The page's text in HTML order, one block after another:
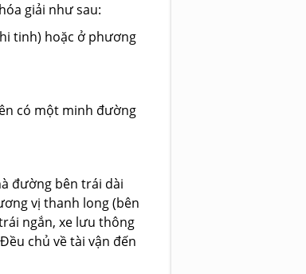
giải như sau:
tinh) hoặc ở phương
có một minh đường
đường bên trái dài
vị thanh long (bên
ngắn, xe lưu thông
chủ về tài vận đến